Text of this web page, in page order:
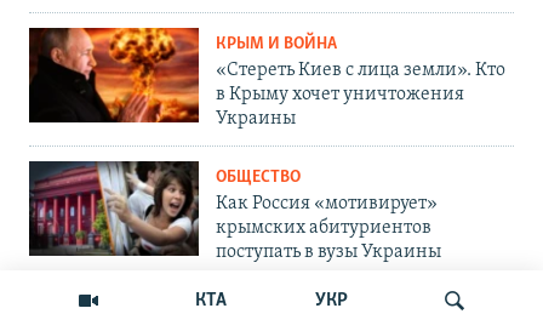
КТА УКР
КРЫМ И ВОЙНА
«Стереть Киев с лица земли». Кто
в Крыму хочет уничтожения
Украины
ОБЩЕСТВО
Как Россия «мотивирует»
крымских абитуриентов
поступать в вузы Украины
ОБЩЕСТВО